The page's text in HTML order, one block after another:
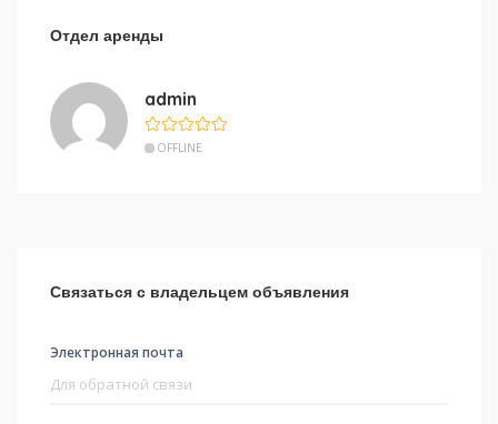
Отдел аренды
admin
OFFLINE
Связаться с владельцем объявления
Электронная почта